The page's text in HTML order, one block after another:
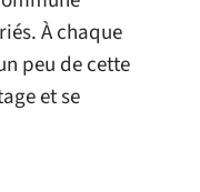
À chaque
peu de cette
et se